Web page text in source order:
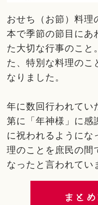
おせち（お節）料理
本で季節の節目にあ
た大切な行事のこと
た、特別な料理のこ
なりました。
年に数回行われてい
第に「年神様」に感
に祝われるようにな
理のことを庶民の間
なったと言われてい
まと